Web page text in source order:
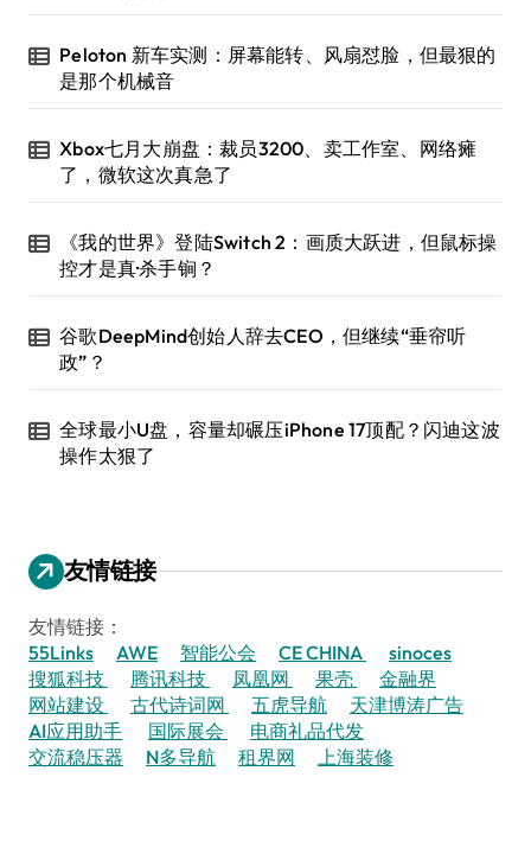
Peloton 新车实测：屏幕能转、风扇怼脸，但最狠的
是那个机械音
Xbox七月大崩盘：裁员3200、卖工作室、网络瘫
了，微软这次真急了
《我的世界》登陆Switch 2：画质大跃进，但鼠标操
控才是真·杀手锏？
谷歌DeepMind创始人辞去CEO，但继续“垂帘听
政”？
全球最小U盘，容量却碾压iPhone 17顶配？闪迪这波
操作太狠了
友情链接
友情链接：
55Links
AWE 智能公会 CE CHINA
sinoces
搜狐科技
腾讯科技 凤凰网 果壳
金融界
网站建设
古代诗词网 五虎导航
天津博涛广告
AI应用助手
国际展会
电商礼品代发
交流稳压器
N多导航 租界网 上海装修